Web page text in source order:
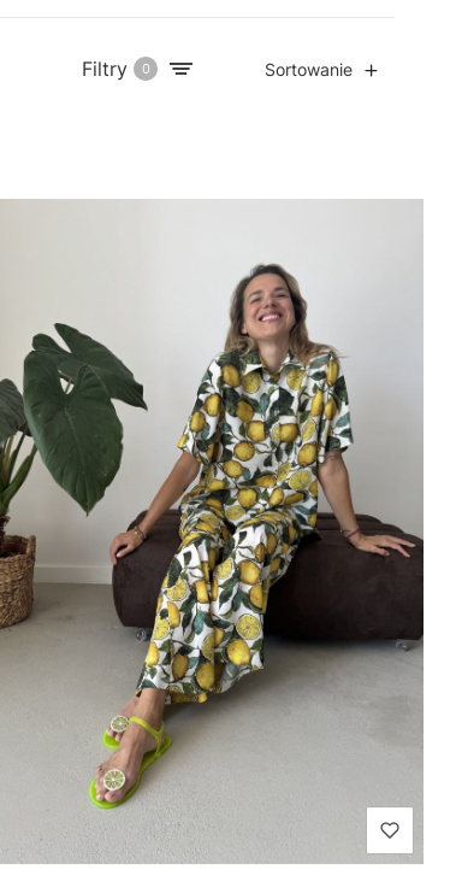
Filtry 0 Sortowanie